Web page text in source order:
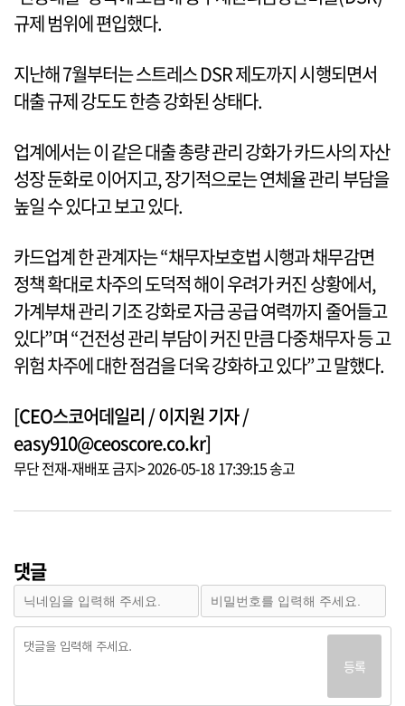
규제 범위에 편입했다.
지난해 7월부터는 스트레스 DSR 제도까지 시행되면서
대출 규제 강도도 한층 강화된 상태다.
업계에서는 이 같은 대출 총량 관리 강화가 카드사의 자산
성장 둔화로 이어지고, 장기적으로는 연체율 관리 부담을
높일 수 있다고 보고 있다.
카드업계 한 관계자는 “채무자보호법 시행과 채무감면
정책 확대로 차주의 도덕적 해이 우려가 커진 상황에서,
가계부채 관리 기조 강화로 자금 공급 여력까지 줄어들고
있다”며 “건전성 관리 부담이 커진 만큼 다중채무자 등 고
위험 차주에 대한 점검을 더욱 강화하고 있다”고 말했다.
[CEO스코어데일리 / 이지원 기자 /
easy910@ceoscore.co.kr]
무단 전재-재배포 금지> 2026-05-18 17:39:15 송고
댓글
등록